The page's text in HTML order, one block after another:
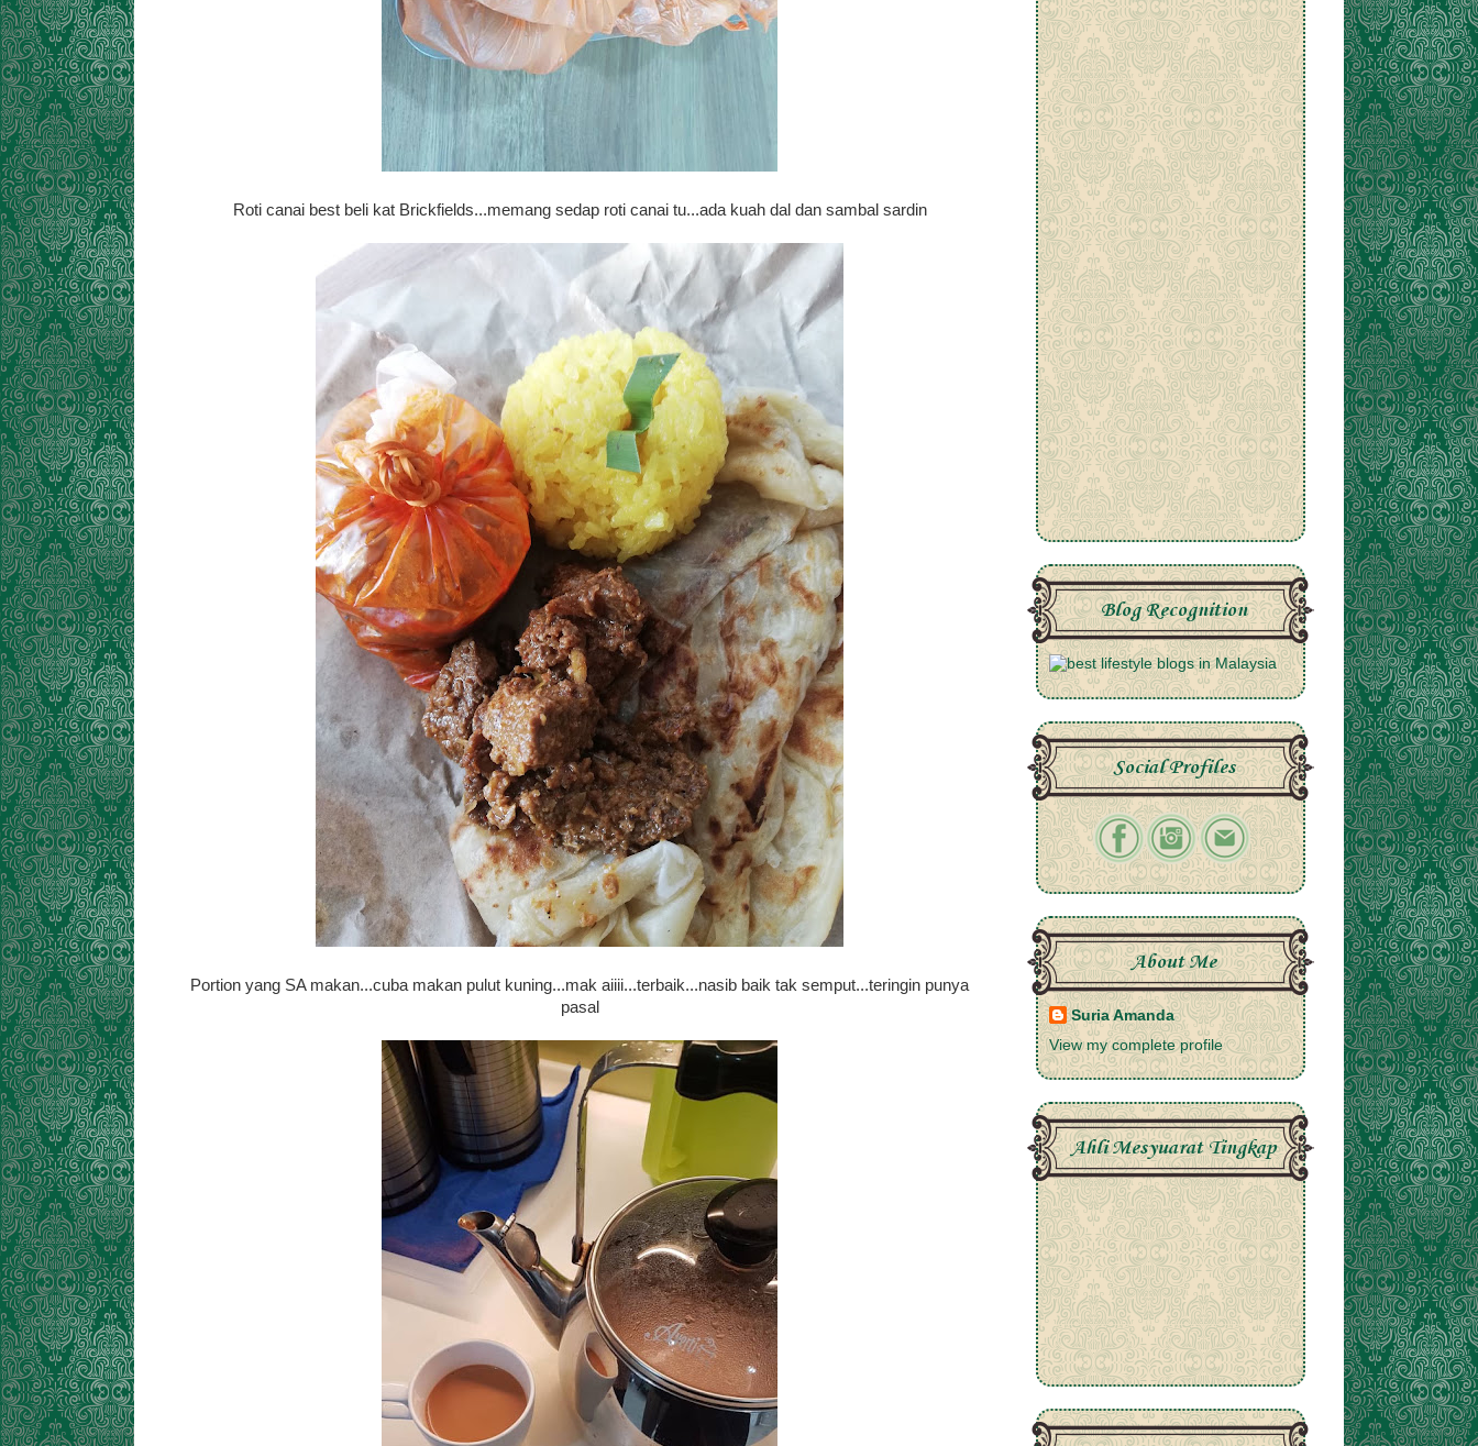
Roti canai best beli kat Brickfields...memang sedap roti canai tu...ada kuah dal dan sambal sardin
Portion yang SA makan...cuba makan pulut kuning...mak aiiii...terbaik...nasib baik tak semput...teringin punya
pasal
Blog Recognition
Social Profiles
About Me
Suria Amanda
View my complete profile
Ahli Mesyuarat Tingkap